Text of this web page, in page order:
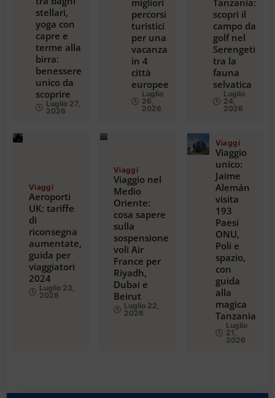
stellari,
yoga con
capre e
terme alla
birra:
benessere
unico da
scoprire
Luglio 27,
2026
migliori
percorsi
turistici
per una
vacanza
in 4
città
europee
Luglio
26,
2026
Tanzania:
scopri il
campo da
golf nel
Serengeti
tra la
fauna
selvatica
Luglio
24,
2026
Viaggi
Aeroporti
UK: tariffe
di
riconsegna
aumentate,
guida per
viaggiatori
2024
Luglio 23,
2026
Viaggi
Viaggio nel
Medio
Oriente:
cosa sapere
sulla
sospensione
voli Air
France per
Riyadh,
Dubai e
Beirut
Luglio 22,
2026
Viaggi
Viaggio
unico:
Jaime
Alemán
visita
193
Paesi
ONU,
Poli e
spazio,
con
guida
alla
magica
Tanzania
Luglio
21,
2026